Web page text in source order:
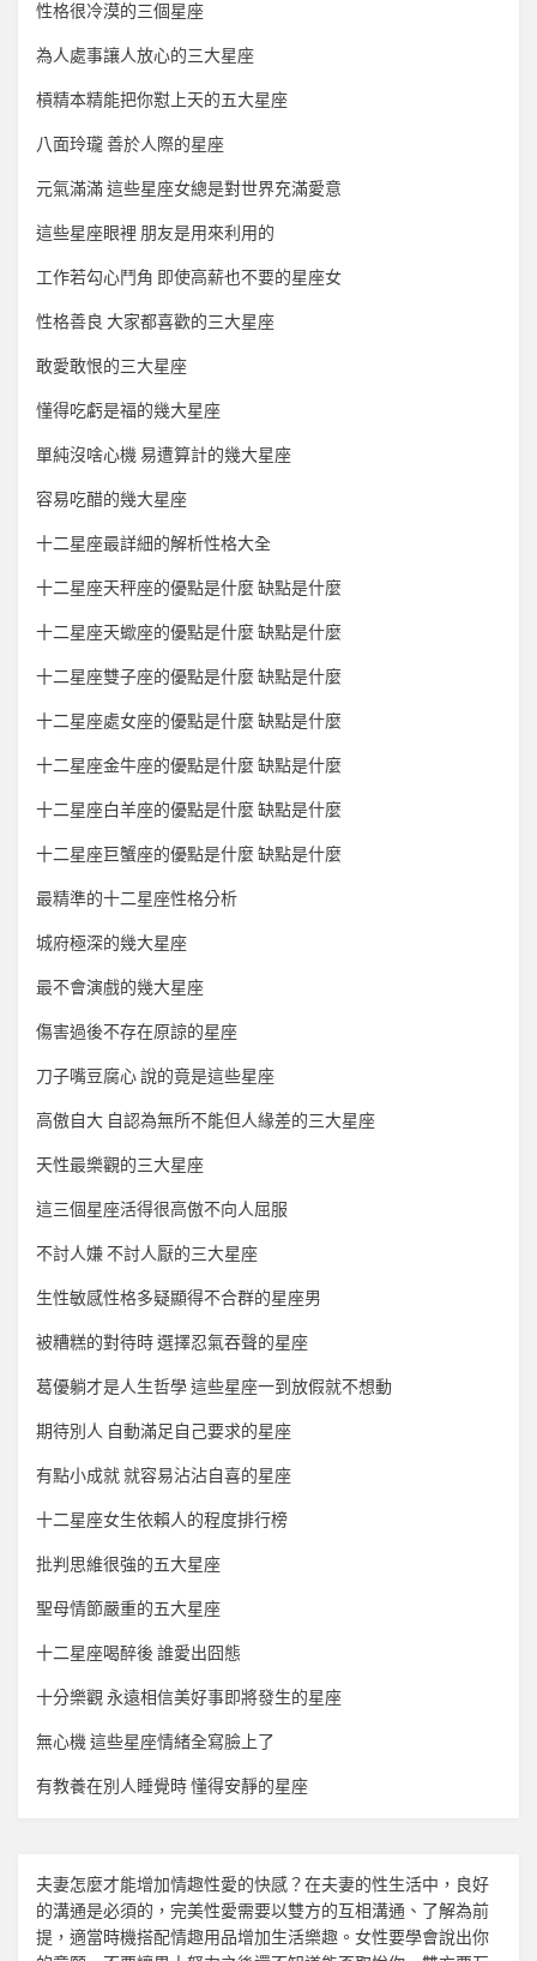
性格很冷漠的三個星座
為人處事讓人放心的三大星座
槓精本精能把你懟上天的五大星座
八面玲瓏 善於人際的星座
元氣滿滿 這些星座女總是對世界充滿愛意
這些星座眼裡 朋友是用來利用的
工作若勾心鬥角 即使高薪也不要的星座女
性格善良 大家都喜歡的三大星座
敢愛敢恨的三大星座
懂得吃虧是福的幾大星座
單純沒啥心機 易遭算計的幾大星座
容易吃醋的幾大星座
十二星座最詳細的解析性格大全
十二星座天秤座的優點是什麼 缺點是什麼
十二星座天蠍座的優點是什麼 缺點是什麼
十二星座雙子座的優點是什麼 缺點是什麼
十二星座處女座的優點是什麼 缺點是什麼
十二星座金牛座的優點是什麼 缺點是什麼
十二星座白羊座的優點是什麼 缺點是什麼
十二星座巨蟹座的優點是什麼 缺點是什麼
最精準的十二星座性格分析
城府極深的幾大星座
最不會演戲的幾大星座
傷害過後不存在原諒的星座
刀子嘴豆腐心 說的竟是這些星座
高傲自大 自認為無所不能但人緣差的三大星座
天性最樂觀的三大星座
這三個星座活得很高傲不向人屈服
不討人嫌 不討人厭的三大星座
生性敏感性格多疑顯得不合群的星座男
被糟糕的對待時 選擇忍氣吞聲的星座
葛優躺才是人生哲學 這些星座一到放假就不想動
期待別人 自動滿足自己要求的星座
有點小成就 就容易沾沾自喜的星座
十二星座女生依賴人的程度排行榜
批判思維很強的五大星座
聖母情節嚴重的五大星座
十二星座喝醉後 誰愛出囧態
十分樂觀 永遠相信美好事即將發生的星座
無心機 這些星座情緒全寫臉上了
有教養在別人睡覺時 懂得安靜的星座
夫妻怎麼才能增加情趣性愛的快感？在夫妻的性生活中，良好
的溝通是必須的，完美性愛需要以雙方的互相溝通、了解為前
提，適當時機搭配情趣用品增加生活樂趣。女性要學會說出你